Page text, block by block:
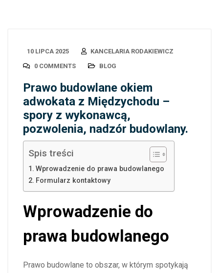
10 LIPCA 2025
KANCELARIA RODAKIEWICZ
0 COMMENTS
BLOG
Prawo budowlane okiem
adwokata z Międzychodu –
spory z wykonawcą,
pozwolenia, nadzór budowlany.
Spis treści
Wprowadzenie do prawa budowlanego
Formularz kontaktowy
Wprowadzenie do
prawa budowlanego
Prawo budowlane to obszar, w którym spotykają